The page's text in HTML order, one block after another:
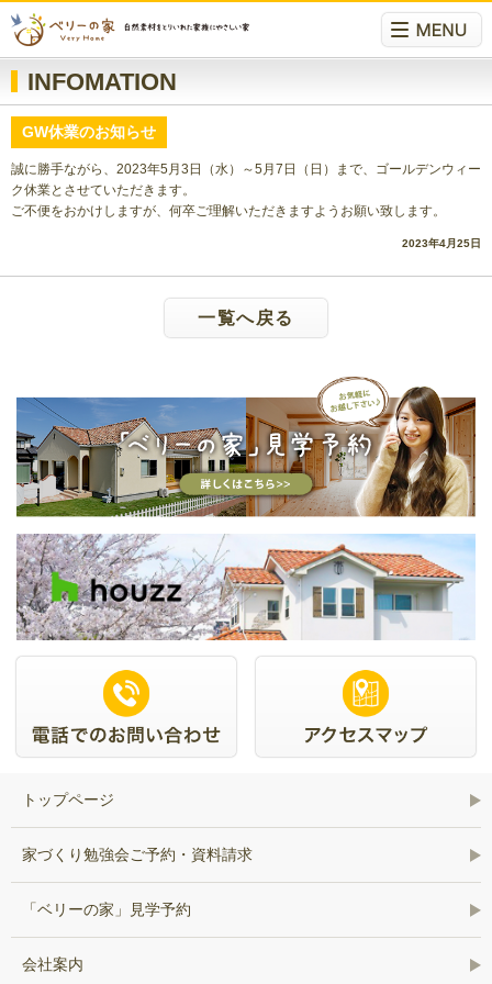
INFOMATION
GW休業のお知らせ
誠に勝手ながら、2023年5月3日（水）～5月7日（日）まで、ゴールデンウィー
ク休業とさせていただきます。
ご不便をおかけしますが、何卒ご理解いただきますようお願い致します。
2023年4月25日
一覧へ戻る
トップページ
家づくり勉強会ご予約・資料請求
「ベリーの家」見学予約
会社案内